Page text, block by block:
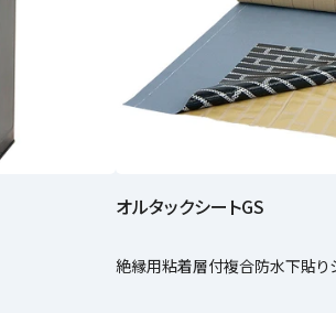
オルタックシートGS
絶縁用粘着層付複合防水下貼り